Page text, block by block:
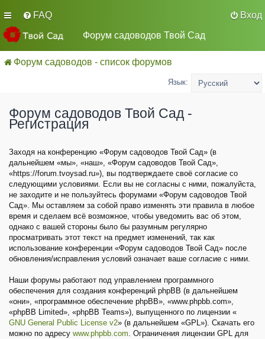
FAQ
Вход
Форум садоводов Твой Сад
Форум садоводов - список форумов
Язык:
Форум садоводов Твой Сад -
Регистрация
Заходя на конференцию «Форум садоводов Твой Сад» (в
дальнейшем «мы», «наш», «Форум садоводов Твой Сад»,
«https://forum.tvoysad.ru»), вы подтверждаете своё согласие со
следующими условиями. Если вы не согласны с ними, пожалуйста,
не заходите и не пользуйтесь форумами «Форум садоводов Твой
Сад». Мы оставляем за собой право изменять эти правила в любое
время и сделаем всё возможное, чтобы уведомить вас об этом,
однако с вашей стороны было бы разумным регулярно
просматривать этот текст на предмет изменений, так как
использование конференции «Форум садоводов Твой Сад» после
обновления/исправления условий означает ваше согласие с ними.
Наши форумы работают под управлением программного
обеспечения для создания конференций phpBB (в дальнейшем
«они», «программное обеспечение phpBB», «www.phpbb.com»,
«phpBB Limited», «phpBB Teams»), выпущенного по лицензии «
GNU General Public License v2» (в дальнейшем «GPL»). Скачать его
можно по адресу www.phpbb.com. Ограничения лицензии GPL для